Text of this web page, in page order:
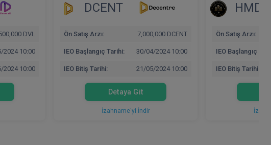
DVL
2024 10:00
2024 10:00
DCENT
Ön Satış Arzı: 7,000,000 DCENT
IEO Başlangıç Tarihi: 30/04/2024 10:00
IEO Bitiş Tarihi: 21/05/2024 10:00
Detaya Git
İzahname'yi İndir
Ön Satış Arzı:
IEO Başlangıç
IEO Bitiş Tarihi: